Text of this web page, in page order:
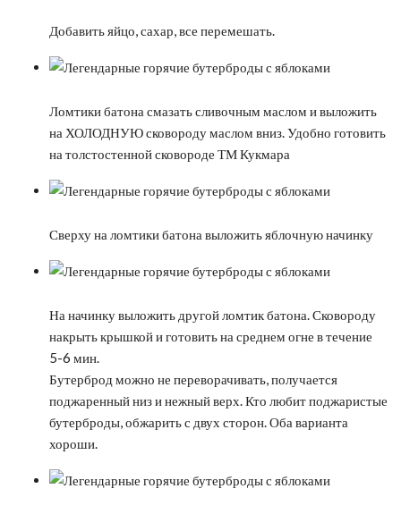
Добавить яйцо, сахар, все перемешать.
Ломтики батона смазать сливочным маслом и выложить
на ХОЛОДНУЮ сковороду маслом вниз. Удобно готовить
на толстостенной сковороде ТМ Кукмара
Сверху на ломтики батона выложить яблочную начинку
На начинку выложить другой ломтик батона. Сковороду
накрыть крышкой и готовить на среднем огне в течение
5-6 мин.
Бутерброд можно не переворачивать, получается
поджаренный низ и нежный верх. Кто любит поджаристые
бутерброды, обжарить с двух сторон. Оба варианта
хороши.